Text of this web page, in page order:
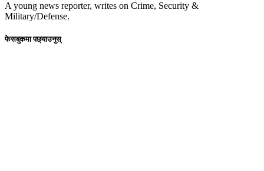
A young news reporter, writes on Crime, Security &
Military/Defense.
फेसबुकमा पछ्याउनुस्